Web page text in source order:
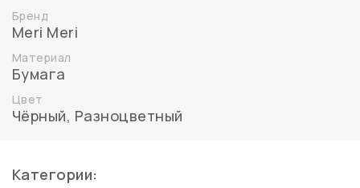
Бренд
Meri Meri
Материал
Бумага
Цвет
Чёрный, Разноцветный
Категории: